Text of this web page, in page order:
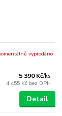
5 390 Kč/ks
4 455 Kč bez DPH
vyprodáno
Detail